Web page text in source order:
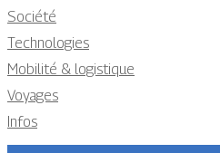
Société
Technologies
Mobilité & logistique
Voyages
Infos